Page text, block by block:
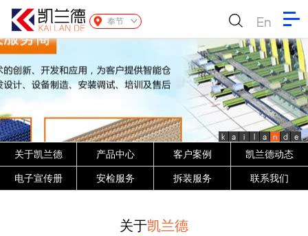
奉节 En
k a i l a n d e
关于凯兰德 产品中心 客户案例 凯兰德动态
电子宣传册 安检服务 拆装服务 联系我们
关于凯兰德